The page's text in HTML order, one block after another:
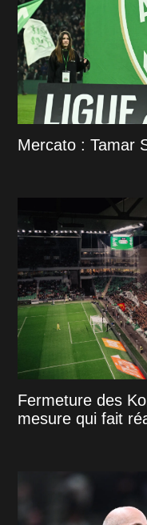
Mercato : Tamar
Fermeture des
mesure qui fait